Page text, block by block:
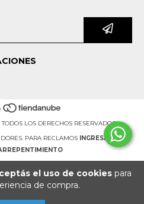
el uso de cookiespara
de compra.
LOS DERECHOS RESERVADOS.
PARA RECLAMOS
INGRESÁ ACÁ.